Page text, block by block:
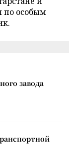
по особым
завода